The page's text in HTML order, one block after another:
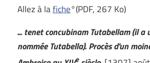
Allez à lafiche°(PDF, 267 Ko)
... tenet concubinam Tutabellam (il a
nommée Tutabella). Procès d'un
e